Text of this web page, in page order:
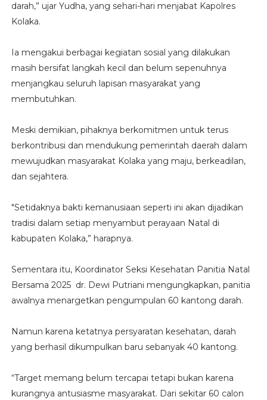
darah,” ujar Yudha, yang sehari-hari menjabat Kapolres
Kolaka.
Ia mengakui berbagai kegiatan sosial yang dilakukan
masih bersifat langkah kecil dan belum sepenuhnya
menjangkau seluruh lapisan masyarakat yang
membutuhkan.
Meski demikian, pihaknya berkomitmen untuk terus
berkontribusi dan mendukung pemerintah daerah dalam
mewujudkan masyarakat Kolaka yang maju, berkeadilan,
dan sejahtera.
"Setidaknya bakti kemanusiaan seperti ini akan dijadikan
tradisi dalam setiap menyambut perayaan Natal di
kabupaten Kolaka,” harapnya.
Sementara itu, Koordinator Seksi Kesehatan Panitia Natal
Bersama 2025 dr. Dewi Putriani mengungkapkan, panitia
awalnya menargetkan pengumpulan 60 kantong darah.
Namun karena ketatnya persyaratan kesehatan, darah
yang berhasil dikumpulkan baru sebanyak 40 kantong.
“Target memang belum tercapai tetapi bukan karena
kurangnya antusiasme masyarakat. Dari sekitar 60 calon